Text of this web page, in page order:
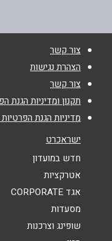
טלפון*
אנא חזרו אלי בקשר
הודעה
צור קשר
הצהרת נגישות
צור קשר
תקנון ומדיניות הגנת
מדיניות הגנת
ישראכרט
חדש במועדון
אטרקציות
אגד CORPORATE
מסעדות
שופינג וצרכנות